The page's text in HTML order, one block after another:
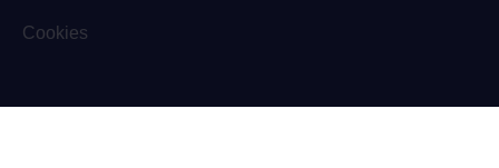
Cookies